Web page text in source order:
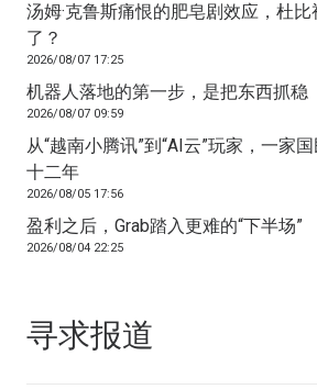
汤姆·克鲁斯痛恨的肥皂剧效应，杜
了？
2026/08/07 17:25
机器人落地的第一步，是把东西抓稳
2026/08/07 09:59
从“越南小腾讯”到“AI云”玩家，一家
十二年
2026/08/05 17:56
盈利之后，Grab踏入更难的“下半场”
2026/08/04 22:25
寻求报道